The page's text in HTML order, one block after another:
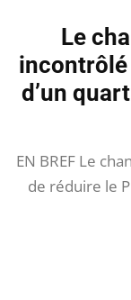
Le
d’un
EN BREF Le
de réduire le